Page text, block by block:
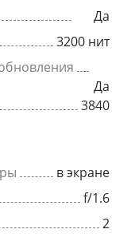
Да
3200 нит
Да
3840
в экране
f/1.6
2